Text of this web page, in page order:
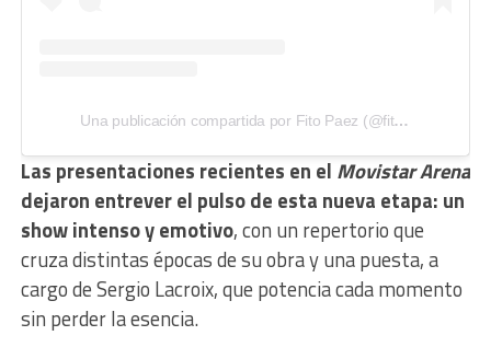
Una publicación compartida por Fito Paez (@fitopaezmusica)
Las presentaciones recientes en el Movistar Arena
dejaron entrever el pulso de esta nueva etapa: un
show intenso y emotivo, con un repertorio que
cruza distintas épocas de su obra y una puesta, a
cargo de Sergio Lacroix, que potencia cada momento
sin perder la esencia.